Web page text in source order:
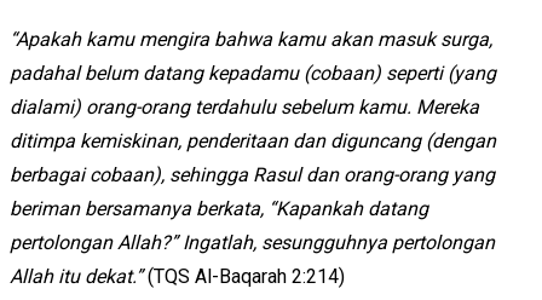
“Apakah kamu mengira bahwa kamu akan masuk surga,
padahal belum datang kepadamu (cobaan) seperti (yang
dialami) orang-orang terdahulu sebelum kamu. Mereka
ditimpa kemiskinan, penderitaan dan diguncang (dengan
berbagai cobaan), sehingga Rasul dan orang-orang yang
beriman bersamanya berkata, “Kapankah datang
pertolongan Allah?” Ingatlah, sesungguhnya pertolongan
Allah itu dekat.”(TQS Al-Baqarah 2:214)